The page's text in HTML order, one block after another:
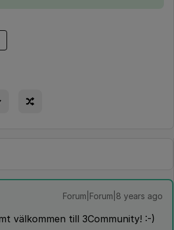
Forum|Forum|8 years ago
välkommen till 3Community! :-)